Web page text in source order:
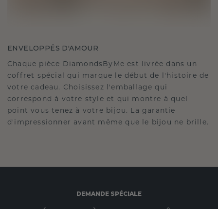
ENVELOPPÉS D'AMOUR
Chaque pièce DiamondsByMe est livrée dans un
coffret spécial qui marque le début de l'histoire de
votre cadeau. Choisissez l'emballage qui
correspond à votre style et qui montre à quel
point vous tenez à votre bijou. La garantie
d'impressionner avant même que le bijou ne brille.
DEMANDE SPÉCIALE